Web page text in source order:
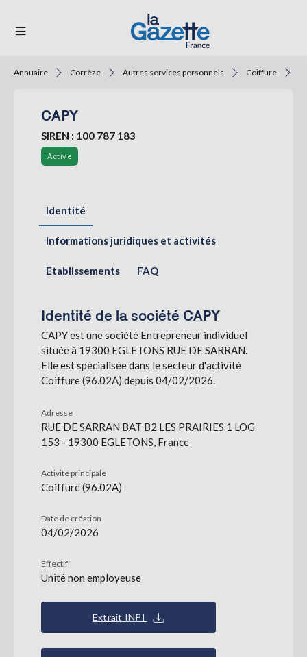
RÉGIONS
FORMATS
SERVICES
S'abonner
Annuaire Corrèze Autres services personnels Coiffure
CAPY
SIREN : 100 787 183
Active
Identité
Informations juridiques et activités
Etablissements FAQ
Identité de la société CAPY
CAPY est une société Entrepreneur individuel
située à 19300 EGLETONS RUE DE SARRAN.
Elle est spécialisée dans le secteur d'activité
Coiffure (96.02A) depuis 04/02/2026.
Adresse
RUE DE SARRAN BAT B2 LES PRAIRIES 1 LOG
153 - 19300 EGLETONS, France
Activité principale
Coiffure (96.02A)
Date de création
04/02/2026
Effectif
Unité non employeuse
Extrait INPI